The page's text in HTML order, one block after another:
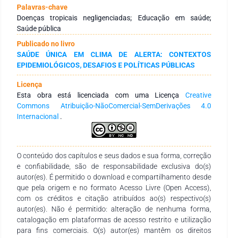
situação de vulnerabilidade social e sanitária. No Brasil, sua
ocorrência está diretamente ligada à ausência de
saneamento básico, ao uso de águas contaminadas e à
presença do caramujo Biomphalaria, vetor do parasita
Schistosoma mansoni causador da doença. Apesar da
existência de tratamento eficaz com praziquantel, a
persistência da doença evidencia a ineficiência de medidas
isoladas e a necessidade urgente de estratégias integradas e
sustentáveis de prevenção e controle. A complexidade do
ciclo do parasita, aliada a fatores socioeconômicos,
ambientais e culturais, dificulta a erradicação da doença.
Além das consequências clínicas, a esquistossomose impõe
impactos econômicos relevantes, como incapacitação da
saúde e prejuízos a atividades econômicas como o turismo.
Dessa forma, é evidente que a esquistossomose, mais que um
problema médico, é um reflexo das desigualdades estruturais
que desafiam a saúde pública no Brasil e em diversas partes
do mundo. Nesse contexto, ações educativas, melhorias em
infraestrutura sanitária, diagnóstico precoce e controle
ambiental devem ser articuladas com políticas públicas de
longo prazo, para assim romper o ciclo de transmissão e
Palavras-chave
Doenças tropicais negligenciadas; Educação em saúde;
Saúde pública
Publicado no livro
SAÚDE ÚNICA EM CLIMA DE ALERTA: CONTEXTOS
EPIDEMIOLÓGICOS, DESAFIOS E POLÍTICAS PÚBLICAS
Licença
Esta obra está licenciada com uma Licença Creative
Commons Atribuição-NãoComercial-SemDerivações 4.0
Internacional .
O conteúdo dos capítulos e seus dados e sua forma, correção
e confiabilidade, são de responsabilidade exclusiva do(s)
autor(es). É permitido o download e compartilhamento desde
que pela origem e no formato Acesso Livre (Open Access),
com os créditos e citação atribuídos ao(s) respectivo(s)
autor(es). Não é permitido: alteração de nenhuma forma,
catalogação em plataformas de acesso restrito e utilização
para fins comerciais. O(s) autor(es) mantêm os direitos